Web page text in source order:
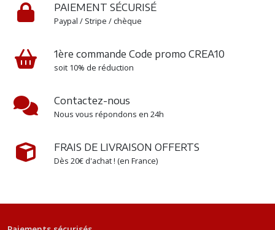
PAIEMENT SÉCURISÉ
Paypal / Stripe / chèque
1ère commande Code promo CREA10
soit 10% de réduction
Contactez-nous
Nous vous répondons en 24h
FRAIS DE LIVRAISON OFFERTS
Dès 20€ d'achat ! (en France)